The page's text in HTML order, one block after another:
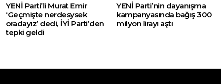
YENİ Parti’li Murat Emir
‘Geçmişte nerdesysek
oradayız’ dedi, İYİ Parti’den
tepki geldi
YENİ Parti’nin dayanışma
kampanyasında bağış 300
milyon lirayı aştı